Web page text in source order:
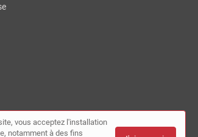
vous acceptez l'installation
notamment à des fins